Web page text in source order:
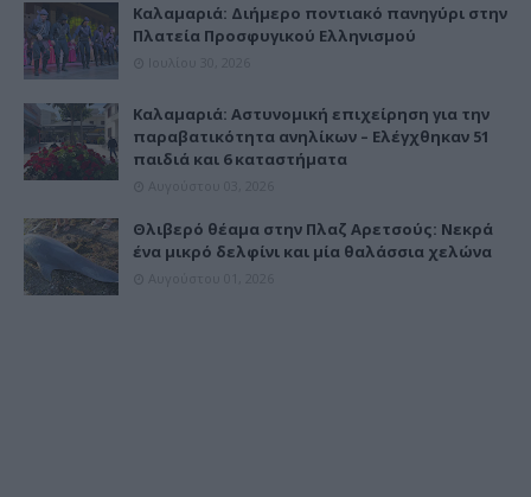
Καλαμαριά: Διήμερο ποντιακό πανηγύρι στην
Πλατεία Προσφυγικού Ελληνισμού
Καλαμαριά: Αστυνομική επιχείρηση για την
παραβατικότητα ανηλίκων – Ελέγχθηκαν 51
παιδιά και 6 καταστήματα
Θλιβερό θέαμα στην Πλαζ Αρετσούς: Νεκρά
ένα μικρό δελφίνι και μία θαλάσσια χελώνα